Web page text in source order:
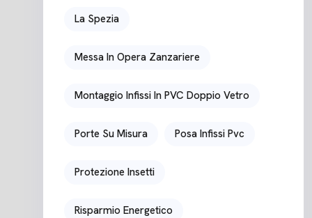
La Spezia
Messa In Opera Zanzariere
Montaggio Infissi In PVC Doppio Vetro
Porte Su Misura Posa Infissi Pvc
Protezione Insetti
Risparmio Energetico